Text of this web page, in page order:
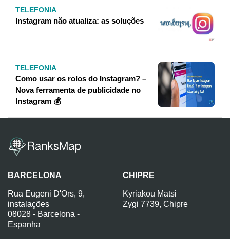
TELEFONIA
Instagram não atualiza: as soluções
TELEFONIA
Como usar os rolos do Instagram? –
Nova ferramenta de publicidade no
Instagram 💰
BARCELONA
Rua Eugeni D'Ors, 9,
instalações
08028 - Barcelona -
Espanha
CHIPRE
Kyriakou Matsi
Zygi 7739, Chipre